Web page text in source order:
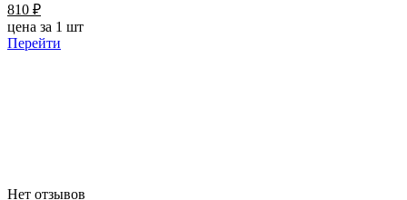
810 ₽
цена за 1 шт
Перейти
Нет отзывов